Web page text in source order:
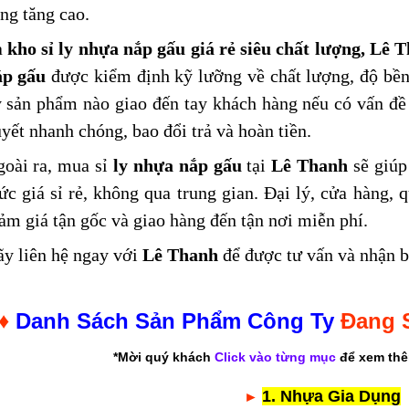
tăng cao.
kho sỉ ly nhựa nắp gấu giá rẻ siêu chất lượng, Lê
gấu được kiểm định kỹ lưỡng về chất lượng, độ
sản phẩm nào giao đến tay khách hàng nếu có vấn
nhanh chóng, bao đổi trả và hoàn tiền.
ra, mua sỉ ly nhựa nắp gấu tạiLê Thanh sẽ
giá sỉ rẻ, không qua trung gian. Đại lý, cửa hàng,
giá tận gốc và giao hàng đến tận nơi miễn phí.
liên hệ ngay với Lê Thanh để được tư vấn và nhận
Danh Sách Sản Phẩm Công TyĐang
*Mời quý khách Click vào từng mụcđể xem
► 1. Nhựa Gia Dụng